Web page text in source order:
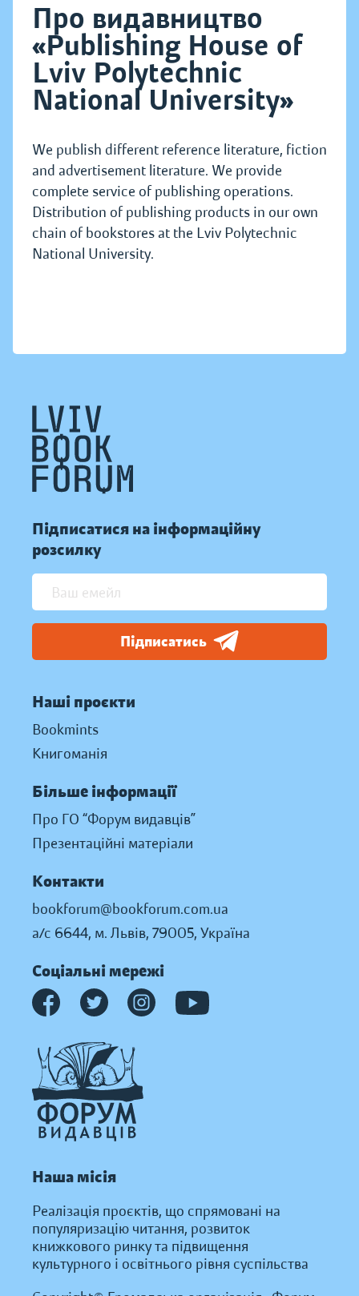
Про видавництво
«Publishing House of
Lviv Polytechnic
National University»
We publish different reference literature, fiction
and advertisement literature. We provide
complete service of publishing operations.
Distribution of publishing products in our own
chain of bookstores at the Lviv Polytechnic
National University.
Підписатися на інформаційну
розсилку
Підписатись
Наші проєкти
Bookmints
Книгоманія
Більше інформації
Про ГО “Форум видавців”
Презентаційні матеріали
Контакти
bookforum@bookforum.com.ua
а/с 6644, м. Львів, 79005, Україна
Соціальні мережі
Наша місія
Реалізація проєктів, що спрямовані на
популяризацію читання, розвиток
книжкового ринку та підвищення
культурного і освітнього рівня суспільства